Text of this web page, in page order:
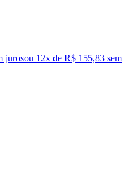
jurosou 12x de R$ 155,83 sem